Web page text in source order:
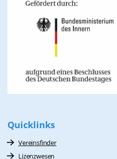
Quicklinks
Vereinsfinder
Lizenzwesen